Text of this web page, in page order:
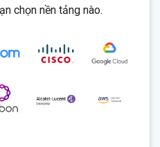
chọn nền tảng nào.